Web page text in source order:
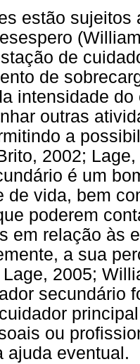
estão
de
de
intensidade
outras
a
2002;
é um
de vida, bem
poderem
em relação às
a sua
2005;
secundário
ou
ajuda eventual.